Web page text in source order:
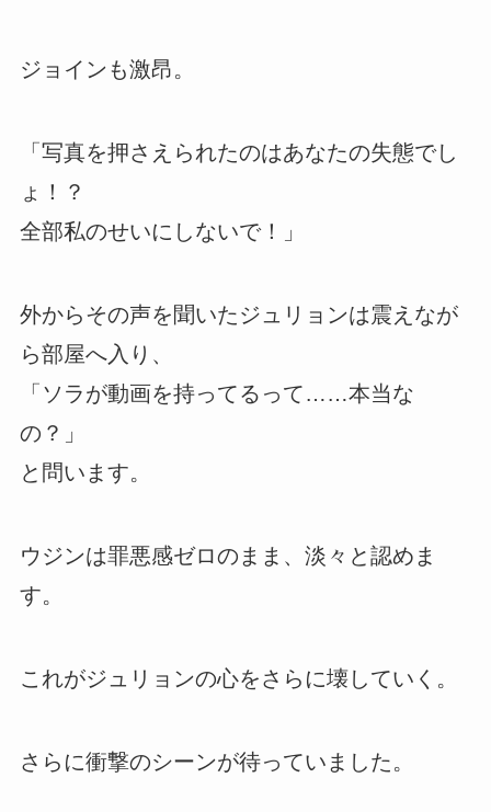
ジョインも激昂。
「写真を押さえられたのはあなたの失態でし
ょ！？
全部私のせいにしないで！」
外からその声を聞いたジュリョンは震えなが
ら部屋へ入り、
「ソラが動画を持ってるって……本当な
の？」
と問います。
ウジンは罪悪感ゼロのまま、淡々と認めま
す。
これがジュリョンの心をさらに壊していく。
さらに衝撃のシーンが待っていました。